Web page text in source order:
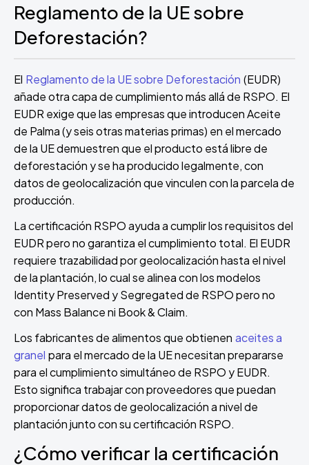
Reglamento de la UE sobre
Deforestación?
El Reglamento de la UE sobre Deforestación (EUDR)
añade otra capa de cumplimiento más allá de RSPO. El
EUDR exige que las empresas que introducen Aceite
de Palma (y seis otras materias primas) en el mercado
de la UE demuestren que el producto está libre de
deforestación y se ha producido legalmente, con
datos de geolocalización que vinculen con la parcela de
producción.
La certificación RSPO ayuda a cumplir los requisitos del
EUDR pero no garantiza el cumplimiento total. El EUDR
requiere trazabilidad por geolocalización hasta el nivel
de la plantación, lo cual se alinea con los modelos
Identity Preserved y Segregated de RSPO pero no
con Mass Balance ni Book & Claim.
Los fabricantes de alimentos que obtienen aceites a
granel para el mercado de la UE necesitan prepararse
para el cumplimiento simultáneo de RSPO y EUDR.
Esto significa trabajar con proveedores que puedan
proporcionar datos de geolocalización a nivel de
plantación junto con su certificación RSPO.
¿Cómo verificar la certificación